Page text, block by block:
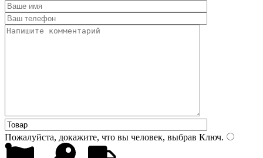
Пожалуйста, докажите, что вы человек, выбрав Ключ.